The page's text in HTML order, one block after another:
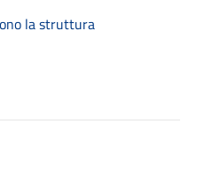
la struttura